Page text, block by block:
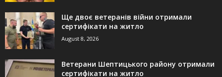
Ще двоє ветеранів війни отримали
сертифікати на житло
August 8, 2026
Ветерани Шептицького району отримали
сертифікати на житло